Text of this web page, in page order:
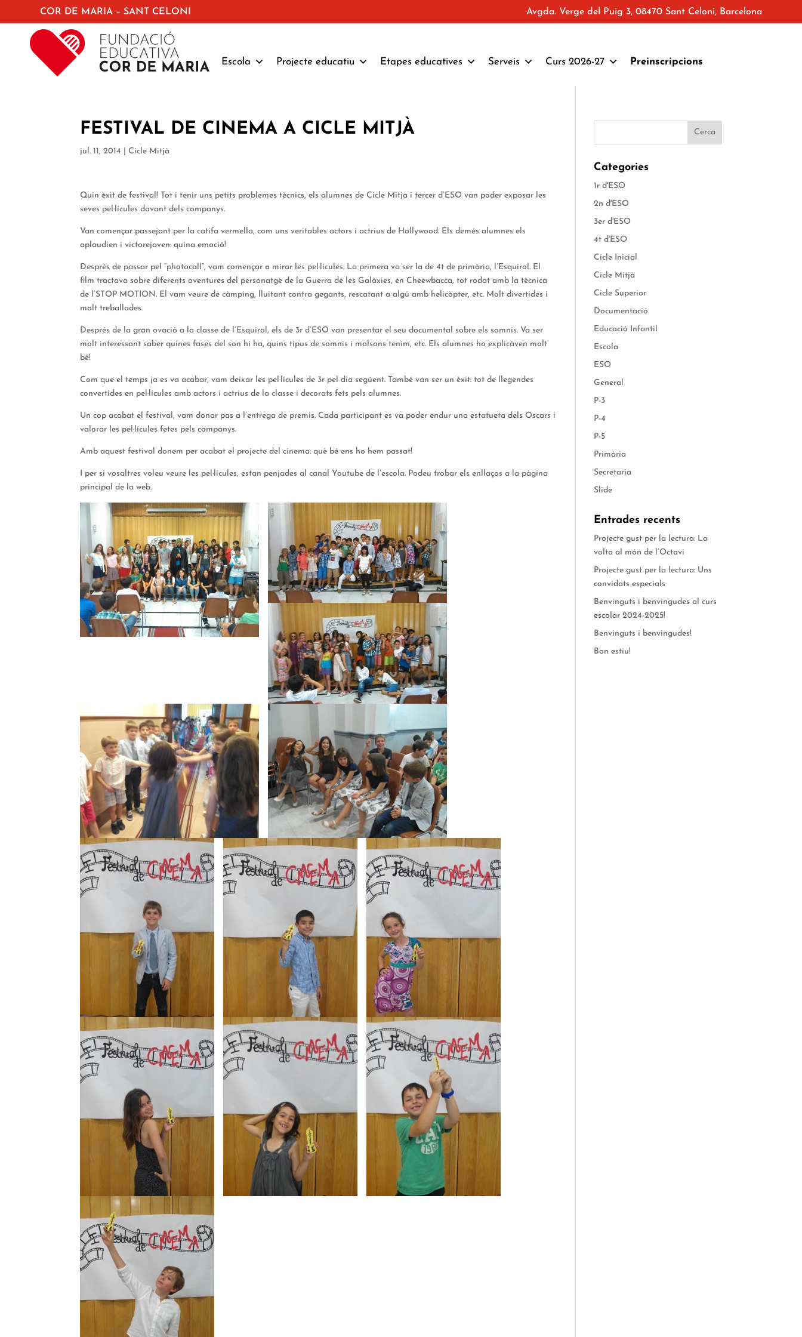
COR DE MARIA – SANT CELONI Avgda. Verge del Puig 3, 08470 Sant Celoni, Barcelona
Escola Projecte educatiu Etapes educatives Serveis Curs 2026-27 Preinscripcions
FESTIVAL DE CINEMA A CICLE MITJÀ
jul. 11, 2014 |Cicle Mitjà
Quin èxit de festival! Tot i tenir uns petits problemes tècnics, els alumnes de Cicle Mitjà i tercer d’ESO van poder exposar les
seves pel·lícules davant dels companys.
Van començar passejant per la catifa vermella, com uns veritables actors i actrius de Hollywood. Els demés alumnes els
aplaudien i victorejaven: quina emoció!
Després de passar pel “photocall”, vam començar a mirar les pel·lícules. La primera va ser la de 4t de primària, l’Esquirol. El
film tractava sobre diferents aventures del personatge de la Guerra de les Galàxies, en Cheewbacca, tot rodat amb la tècnica
de l’STOP MOTION. El vam veure de càmping, lluitant contra gegants, rescatant a algú amb helicòpter, etc. Molt divertides i
molt treballades.
Després de la gran ovació a la classe de l’Esquirol, els de 3r d’ESO van presentar el seu documental sobre els somnis. Va ser
molt interessant saber quines fases del son hi ha, quins tipus de somnis i malsons tenim, etc. Els alumnes ho explicàven molt
bé!
Com que el temps ja es va acabar, vam deixar les pel·lícules de 3r pel dia següent. També van ser un èxit: tot de llegendes
convertides en pel·lícules amb actors i actrius de la classe i decorats fets pels alumnes.
Un cop acabat el festival, vam donar pas a l’entrega de premis. Cada participant es va poder endur una estatueta dels Oscars i
valorar les pel·lícules fetes pels companys.
Amb aquest festival donem per acabat el projecte del cinema: què bé ens ho hem passat!
I per si vosaltres voleu veure les pel·lícules, estan penjades al canal Youtube de l’escola. Podeu trobar els enllaços a la pàgina
principal de la web.
Categories
1r d'ESO
2n d'ESO
3er d'ESO
4t d'ESO
Cicle Inicial
Cicle Mitjà
Cicle Superior
Documentació
Educació Infantil
Escola
ESO
General
P-3
P-4
P-5
Primària
Secretaria
Slide
Entrades recents
Projecte gust per la lectura: La
volta al món de l’Octavi
Projecte gust per la lectura: Uns
convidats especials
Benvinguts i benvingudes al curs
escolar 2024-2025!
Benvinguts i benvingudes!
Bon estiu!